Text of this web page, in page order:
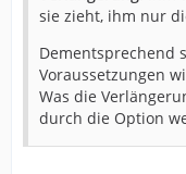
sie zieht, ihm nur
Dementsprechend
Voraussetzungen
Was die
durch die Option